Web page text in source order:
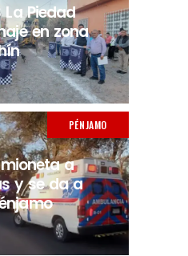
La Piedad
en zona
PÉNJAMO
a
y se da a